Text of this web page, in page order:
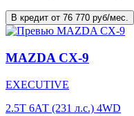
В кредит от 76 770 руб/мес.
MAZDA CX-9
EXECUTIVE
2.5T 6АТ (231 л.с.) 4WD